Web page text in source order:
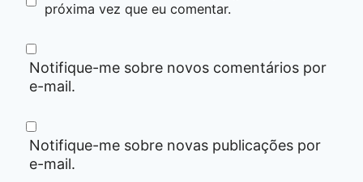
próxima vez que eu comentar.
Notifique-me sobre novos comentários por
e-mail.
Notifique-me sobre novas publicações por
e-mail.